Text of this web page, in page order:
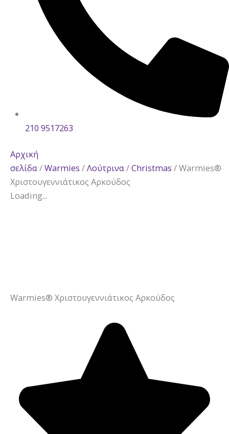
210 9517263
Αρχική
σελίδα/Warmies /Λούτρινα/Christmas / Warmies®
Χριστουγεννιάτικος Aρκούδος
Loading...
Warmies® Χριστουγεννιάτικος Aρκούδος